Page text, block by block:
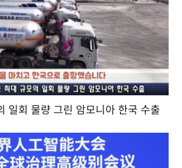
일회 물량 그린 암모니아 한국 수출